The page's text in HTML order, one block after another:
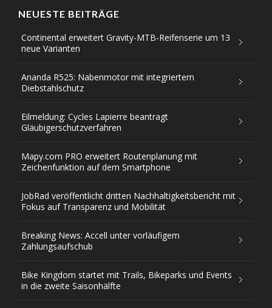
NEUESTE BEITRÄGE
Continental erweitert Gravity-MTB-Reifenserie um 13
neue Varianten
Ananda R525: Nabenmotor mit integriertem
Diebstahlschutz
Eilmeldung: Cycles Lapierre beantragt
Gläubigerschutzverfahren
Mapy.com PRO erweitert Routenplanung mit
Zeichenfunktion auf dem Smartphone
JobRad veröffentlicht dritten Nachhaltigkeitsbericht mit
Fokus auf Transparenz und Mobilität
Breaking News: Accell unter vorläufigem
Zahlungsaufschub
Bike Kingdom startet mit Trails, Bikeparks und Events
in die zweite Saisonhälfte